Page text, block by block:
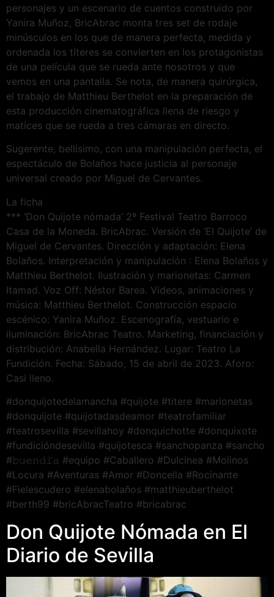
personajes y un escenario de cuentos construido por
Yanira Muñoz, BricAbrac monta tres set de rodaje
minúsculos en los que de manera perfecta, medida y
ordenada los títeres se convierten en los protagonistas
de una película que se rueda ante nosotros y que
vemos en una pantalla. Se nota, de manera quirúrgica,
el trabajo de Matthieu Berthelot en la preparación de
esta producción cinematográfica llena de riesgo y
matices que se rueda a tres cámaras en directo.
Sugerente, bellísimo, con una manipulación perfecta, el
espectáculo de Bolaños hace justicia al personaje
universal creado por Miguel de Cervantes.
La ficha
*** ‘Don Quijote nómada’ 2º Festival Teatro Barroco
Casa de la Moneda. BricAbrac. Versión de ‘El Quijote’ de
Miguel de Cervantes. Dirección y adaptación: Elena
Bolaños. Interpretación y manipulación : Elena Bolaños y
Matthieu Berthelot. Ilustración y marionetas: Carmen
Itamad. Voz Off: Néstor Barea. Videos, animaciones y
música: Matthieu Berthelot. Construcción espacio
escénico: Yanira Muñoz. Escenografía, vestuario e
iluminación: BricAbrac Teatro. Marketing, financiación y
distribución: Anabella Hernández. Lugar: Teatro La
Fundición. Fecha: Sábado, 15 de abril de 2023. Aforo:
Casi lleno.
#donquijotedelamancha #quijote #titere #marionetas
#donquijote #quijotadasdeamor #teatrofamiliar
#teatrosevilla #sevillahoy #donquichotte #donquixote
#fundicióndesevilla #quijotesca #sanchopanza #sancho
#𝚋𝚞𝚎𝚗𝚍𝚒́𝚊 #equipo #Caballero #Dulcinea #Molinos
#Locura #Aventuras #Amor #Doncella #Rocinante
#Fielescudero #elenabolaños #matthieuberthelot
#berth99 #bricAbracTeatro #bricabrac
Don Quijote Nómada en El
Diario de Sevilla